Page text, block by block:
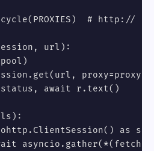
# http:// or
url):
await r.text()
as